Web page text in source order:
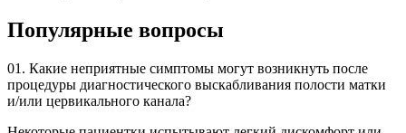
Популярные вопросы
01. Какие неприятные симптомы могут возникнуть после
процедуры диагностического выскабливания полости матки
и/или цервикального канала?